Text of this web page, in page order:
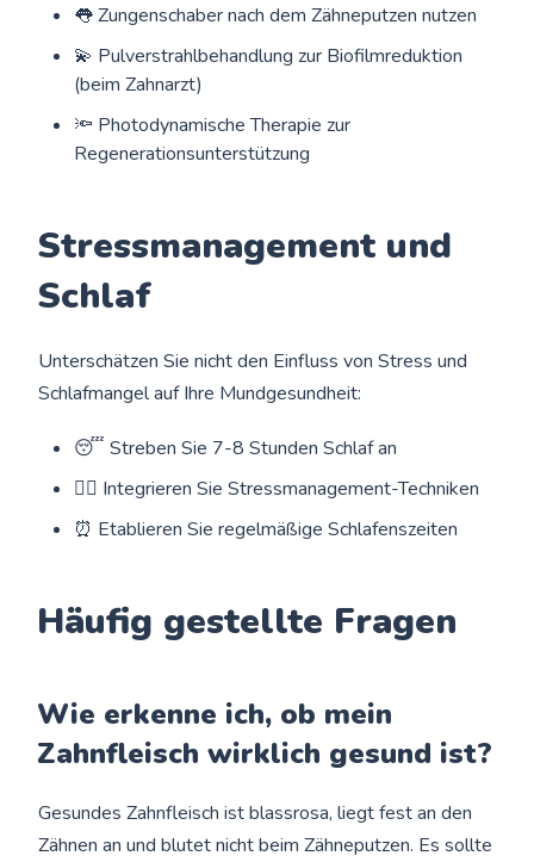
👅 Zungenschaber nach dem Zähneputzen nutzen
💫 Pulverstrahlbehandlung zur Biofilmreduktion
(beim Zahnarzt)
🔦 Photodynamische Therapie zur
Regenerationsunterstützung
Stressmanagement und
Schlaf
Unterschätzen Sie nicht den Einfluss von Stress und
Schlafmangel auf Ihre Mundgesundheit:
😴 Streben Sie 7-8 Stunden Schlaf an
🧘‍♀️ Integrieren Sie Stressmanagement-Techniken
⏰ Etablieren Sie regelmäßige Schlafenszeiten
Häufig gestellte Fragen
Wie erkenne ich, ob mein
Zahnfleisch wirklich gesund ist?
Gesundes Zahnfleisch ist blassrosa, liegt fest an den
Zähnen an und blutet nicht beim Zähneputzen. Es sollte